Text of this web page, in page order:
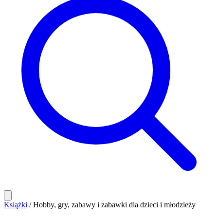
Książki / Hobby, gry, zabawy i zabawki dla dzieci i młodzieży